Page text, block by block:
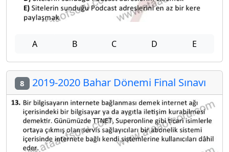
A B C D E
8 2019-2020 Bahar Dönemi Final Sınavı